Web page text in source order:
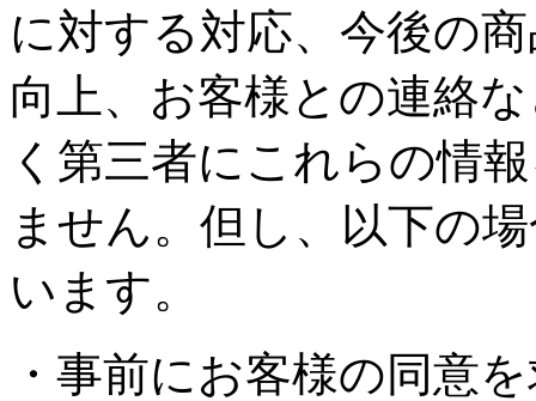
に対する対応、今後の
向上、お客様との連絡
く第三者にこれらの情
ません。但し、以下の
います。
・事前にお客様の同意